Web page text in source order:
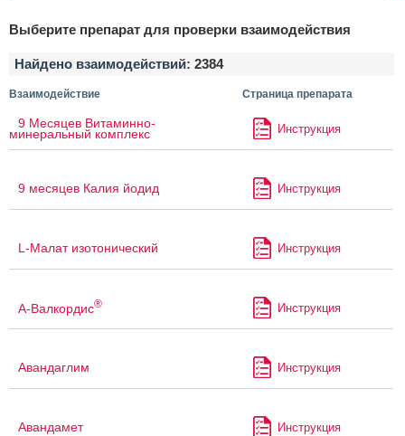
Выберите препарат для проверки взаимодействия
Найдено взаимодействий: 2384
Взаимодействие Страница препарата
9 Месяцев Витаминно-
минеральный комплекс Инструкция
9 месяцев Калия йодид Инструкция
L-Малат изотонический Инструкция
А-Валкордис® Инструкция
Авандаглим Инструкция
Авандамет Инструкция